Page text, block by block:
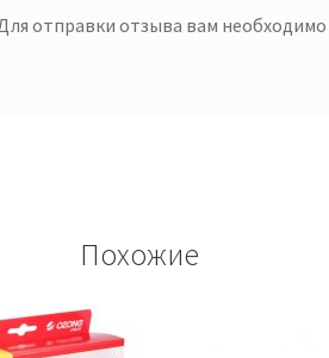
отправки отзыва вам необходимо
Похожие